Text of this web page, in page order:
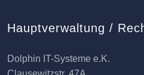
Hauptverwaltung /
Dolphin IT-Systeme e.K.